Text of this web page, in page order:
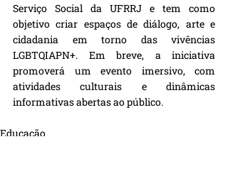
Serviço Social da UFRRJ e tem como
objetivo criar espaços de diálogo, arte e
cidadania em torno das vivências
LGBTQIAPN+. Em breve, a iniciativa
promoverá um evento imersivo, com
atividades culturais e dinâmicas
informativas abertas ao público.
Educação